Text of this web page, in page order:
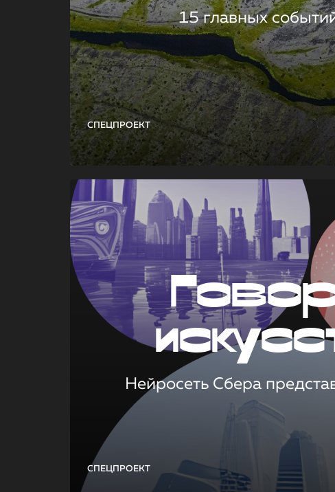
СПЕЦПРОЕКТ
15 главных
СПЕЦПРОЕКТ
Нейросеть Сбера